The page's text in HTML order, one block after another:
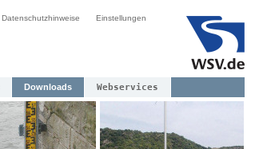
Datenschutzhinweise Einstellungen
Downloads Webservices